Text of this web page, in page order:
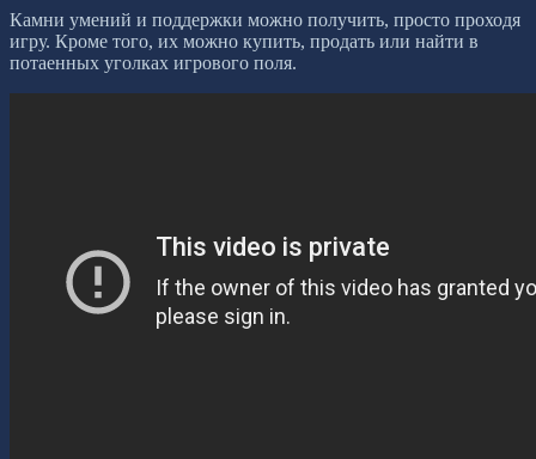
Камни умений и поддержки можно получить, просто проходя
игру. Кроме того, их можно купить, продать или найти в
потаенных уголках игрового поля.